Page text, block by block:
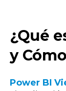
¿Qué
y
Power BI